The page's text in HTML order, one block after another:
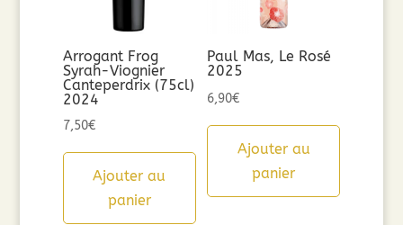
Arrogant Frog
Syrah-Viognier
Canteperdrix (75cl)
2024
7,50€
Ajouter au
panier
Paul Mas, Le Rosé
2025
6,90€
Ajouter au
panier